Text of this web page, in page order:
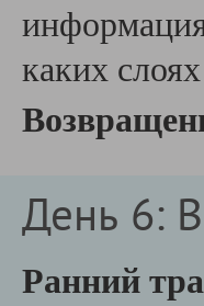
каких
День 6:
Ранний